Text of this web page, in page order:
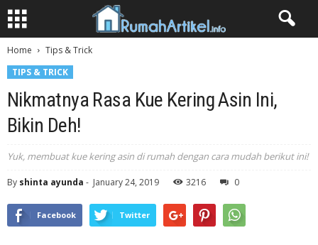
Home
Tips & Trick
TIPS & TRICK
Nikmatnya Rasa Kue Kering Asin Ini,
Bikin Deh!
Yuk, membuat kue kering asin di rumah dengan cara mudah berikut ini!
By shinta ayunda - January 24, 2019 3216 0
Facebook Twitter